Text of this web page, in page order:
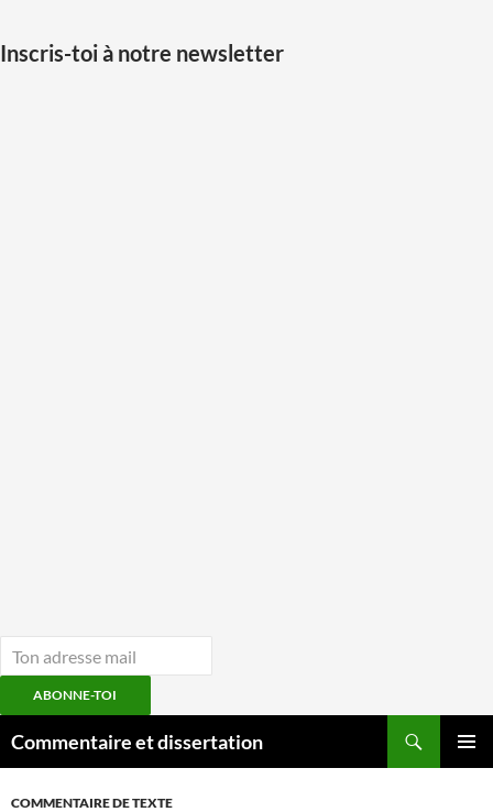
Inscris-toi à notre newsletter
ABONNE-TOI
auCommentaire et dissertation
COMMENTAIRE DE TEXTE